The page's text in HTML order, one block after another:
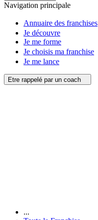
Navigation principale
Annuaire des franchises
Je découvre
Je me forme
Je choisis ma franchise
Je me lance
Etre rappelé par un coach
...